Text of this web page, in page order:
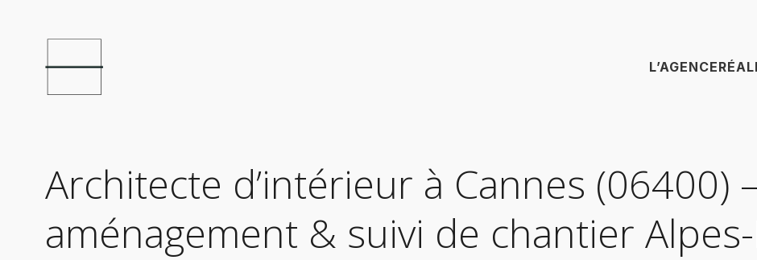
L’AGENCE
Architecte d’intérieur à Cannes (06400)
aménagement & suivi de chantier